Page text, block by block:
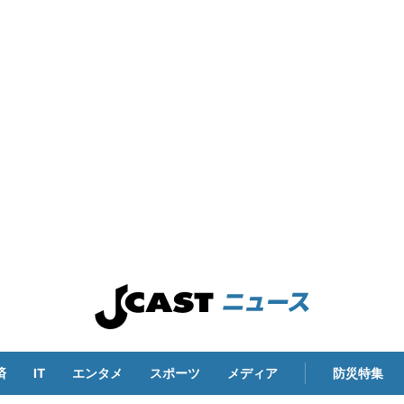
IT エンタメ スポーツ メディア 防災特集